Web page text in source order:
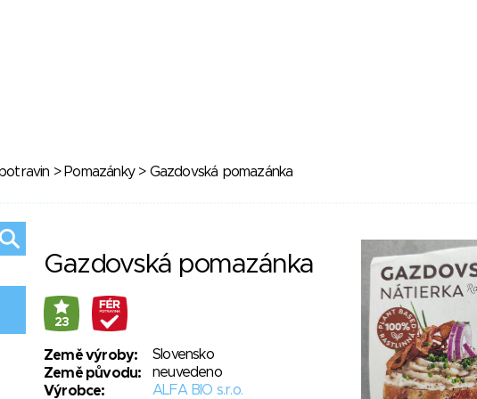
> Pomazánky> Gazdovská pomazánka
Gazdovská pomazánka
23
Země výroby:
Slovensko
Země původu:
neuvedeno
Výrobce:
ALFA BIO s.r.o.